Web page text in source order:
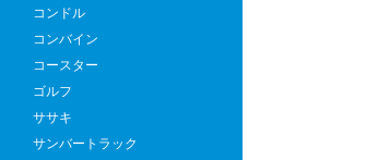
コンドル
コンバイン
コースター
ゴルフ
ササキ
サンバートラック